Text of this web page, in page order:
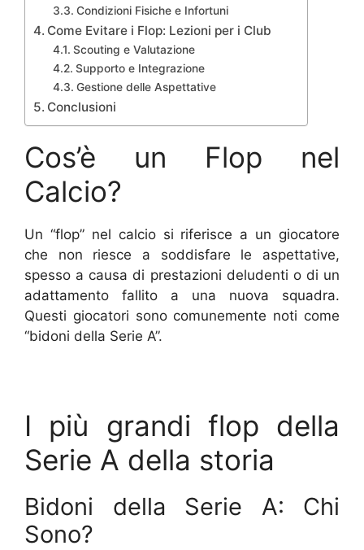
Condizioni Fisiche e Infortuni
Come Evitare i Flop: Lezioni per i Club
Scouting e Valutazione
Supporto e Integrazione
Gestione delle Aspettative
Conclusioni
Cos’è un Flop nel
Calcio?
Un “flop” nel calcio si riferisce a un giocatore
che non riesce a soddisfare le aspettative,
spesso a causa di prestazioni deludenti o di un
adattamento fallito a una nuova squadra.
Questi giocatori sono comunemente noti come
“bidoni della Serie A”.
I più grandi flop della
Serie A della storia
Bidoni della Serie A: Chi
Sono?